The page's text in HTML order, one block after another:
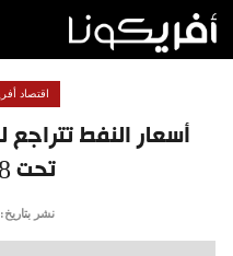
أسعار النفط تتراجع
تحت 88 دولارًا
اقتصاد
نشر بتاريخ: